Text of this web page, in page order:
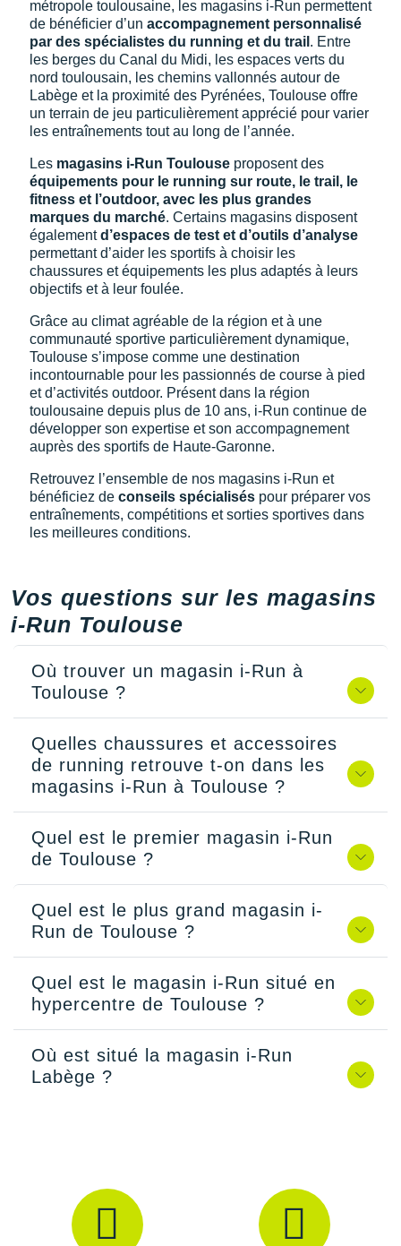
métropole toulousaine, les magasins i-Run permettent
de bénéficier d’un accompagnement personnalisé
par des spécialistes du running et du trail . Entre
les berges du Canal du Midi, les espaces verts du
nord toulousain, les chemins vallonnés autour de
Labège et la proximité des Pyrénées, Toulouse offre
un terrain de jeu particulièrement apprécié pour varier
les entraînements tout au long de l’année.
Les magasins i-Run Toulouse proposent des
équipements pour le running sur route, le trail, le
fitness et l’outdoor, avec les plus grandes
marques du marché. Certains magasins disposent
égalementd’espaces de test et d’outils d’analyse
permettant d’aider les sportifs à choisir les
chaussures et équipements les plus adaptés à leurs
objectifs et à leur foulée.
Grâce au climat agréable de la région et à une
communauté sportive particulièrement dynamique,
Toulouse s’impose comme une destination
incontournable pour les passionnés de course à pied
et d’activités outdoor. Présent dans la région
toulousaine depuis plus de 10 ans, i-Run continue de
développer son expertise et son accompagnement
auprès des sportifs de Haute-Garonne.
Retrouvez l’ensemble de nos magasins i-Run et
bénéficiez de conseils spécialisés pour préparer vos
entraînements, compétitions et sorties sportives dans
les meilleures conditions.
Vos questions sur les magasins
i-Run Toulouse
Où trouver un magasin i-Run à
Toulouse ?
Quelles chaussures et accessoires
de running retrouve t-on dans les
magasins i-Run à Toulouse ?
Quel est le premier magasin i-Run
de Toulouse ?
Quel est le plus grand magasin i-
Run de Toulouse ?
Quel est le magasin i-Run situé en
hypercentre de Toulouse ?
Où est situé la magasin i-Run
Labège ?